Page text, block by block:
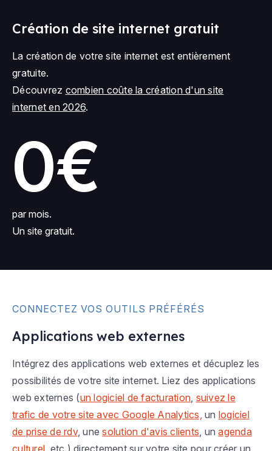
Création de site internet gratuit
La création de votre site internet est entièrement
gratuite.
Découvrez combien coûte la création d'un site
internet en 2026.
0€
par mois.
Un site gratuit.
CONNECTEZ VOS OUTILS PRÉFÉRÉS
Applications web externes
Intégrez des applications web externes et décuplez les
possibilités de votre site internet. Liez des applications
web externes (un logiciel de facturation, suivez le
trafic de votre site avec Google Analytics, un logiciel
de prise de rdv, unesolution d'avis clients, unagenda